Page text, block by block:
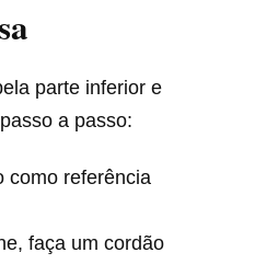
parte inferior e
a passo:
como referência
faça um cordão